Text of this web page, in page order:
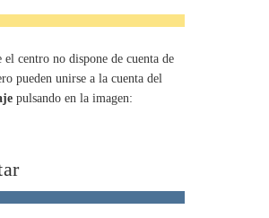
el centro no dispone de cuenta de
pueden unirse a la cuenta del
pulsando en la imagen: